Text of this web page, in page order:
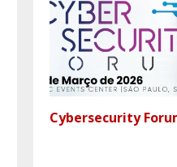
Cybersecurity